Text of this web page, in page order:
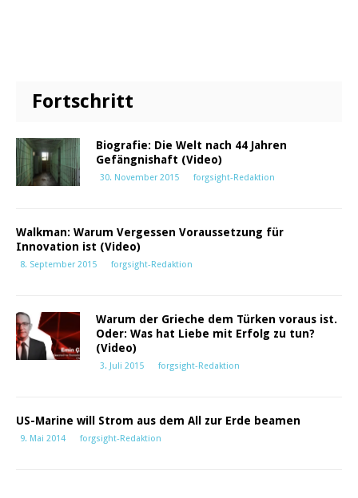
Fortschritt
Biografie: Die Welt nach 44 Jahren
Gefängnishaft (Video)
30. November 2015 forgsight-Redaktion
Walkman: Warum Vergessen Voraussetzung für
Innovation ist (Video)
8. September 2015 forgsight-Redaktion
Warum der Grieche dem Türken voraus ist.
Oder: Was hat Liebe mit Erfolg zu tun?
(Video)
3. Juli 2015 forgsight-Redaktion
US-Marine will Strom aus dem All zur Erde beamen
9. Mai 2014 forgsight-Redaktion